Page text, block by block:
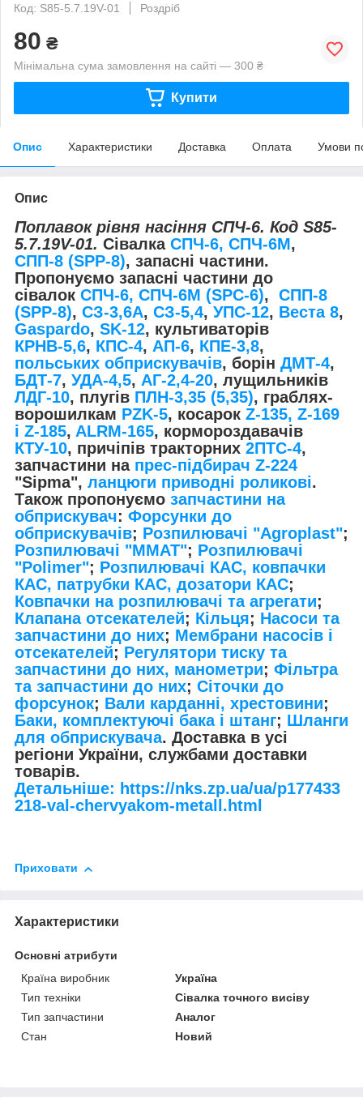
Код: S85-5.7.19V-01
Роздріб
80 ₴
Мінімальна сума замовлення на сайті — 300 ₴
Купити
Опис Характеристики Доставка Оплата Умови
Опис
Поплавок рівня насіння СПЧ-6. Код S85-
5.7.19V-01. Сівалка СПЧ-6, СПЧ-6М,
СПП-8 (SPP-8), запасні частини.
Пропонуємо запасні частини до
сівалок СПЧ-6, СПЧ-6М (SPС-6), СПП-8
(SPP-8), СЗ-3,6А, СЗ-5,4, УПС-12, Веста 8,
Gaspardo, SK-12, культиваторів
КРНВ-5,6, КПС-4, АП-6, КПЕ-3,8,
польських обприскувачів, борін ДМТ-4,
БДТ-7, УДА-4,5, АГ-2,4-20, лущильників
ЛДГ-10, плугів ПЛН-3,35 (5,35), граблях-
ворошилкам PZK-5, косарок Z-135, Z-169
і Z-185, ALRM-165, кормороздавачів
КТУ-10, причіпів тракторних 2ПТС-4,
запчастини на прес-підбирач Z-224
"Sipma", ланцюги приводні роликові.
Також пропонуємо запчастини на
обприскувач: Форсунки до
обприскувачів; Розпилювачі "Agroplast";
Розпилювачі "MMAT"; Розпилювачі
"Polimer"; Розпилювачі КАС, ковпачки
КАС, патрубки КАС, дозатори КАС;
Ковпачки на розпилювачі та агрегати;
Клапана отсекателей; Кільця; Насоси та
запчастини до них; Мембрани насосів і
отсекателей; Регулятори тиску та
запчастини до них, манометри; Фільтра
та запчастини до них; Сіточки до
форсунок; Вали карданні, хрестовини;
Баки, комплектуючі бака і штанг; Шланги
для обприскувача. Доставка в усі
регіони України, службами доставки
товарів.
Детальніше: https://nks.zp.ua/ua/p177433
218-val-chervyakom-metall.html
Приховати
Характеристики
Основні атрибути
Країна виробник
Україна
Тип техніки
Сівалка точного висіву
Тип запчастини
Аналог
Стан
Новий